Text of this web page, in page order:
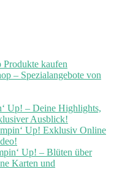
kaufen
– Spezialangebote von
Up! – Deine Highlights,
Ausblick!
Up! Exklusiv Online
Up! – Blüten über
Karten und